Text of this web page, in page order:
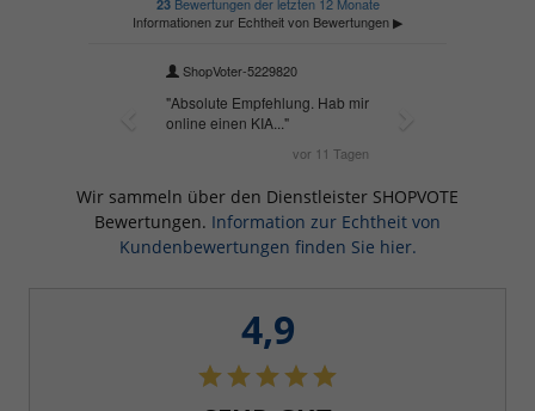
Wir sammeln über den Dienstleister SHOPVOTE
Bewertungen. Information zur Echtheit von
Kundenbewertungen finden Sie hier.
4,9